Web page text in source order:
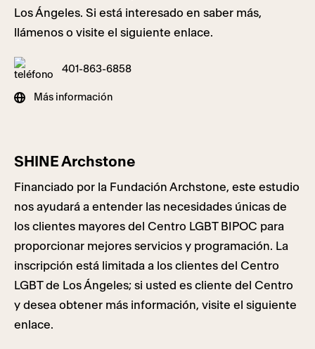
Los Ángeles. Si está interesado en saber más,
llámenos o visite el siguiente enlace.
401-863-6858
Más información
SHINE Archstone
Financiado por la Fundación Archstone, este estudio
nos ayudará a entender las necesidades únicas de
los clientes mayores del Centro LGBT BIPOC para
proporcionar mejores servicios y programación. La
inscripción está limitada a los clientes del Centro
LGBT de Los Ángeles; si usted es cliente del Centro
y desea obtener más información, visite el siguiente
enlace.